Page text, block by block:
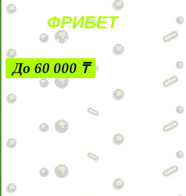
ФРИБЕТ
ЗА ДЕПОЗИТЫ
До 60 000 ₸